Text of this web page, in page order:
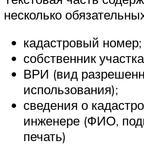
несколько
кадастровый номер;
собственник
ВРИ (вид
использования);
сведения о
инженере (ФИО,
печать)